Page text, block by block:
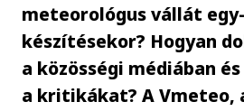
meteorológus vállát
készítésekor? Hogyan
a közösségi médiában
a kritikákat? A Vmeteo,